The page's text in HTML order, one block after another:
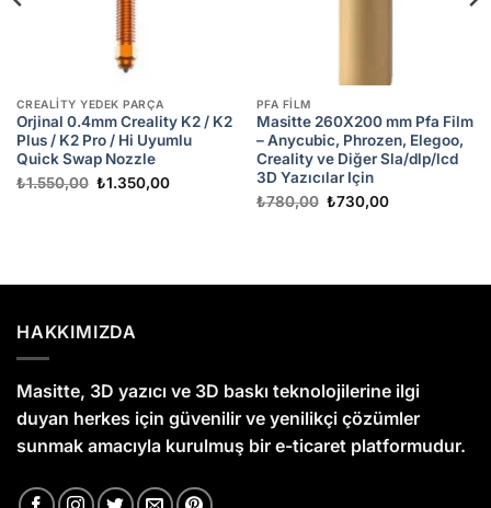
CREALITY YEDEK PARÇA
Orjinal 0.4mm Creality K2 / K2
Plus / K2 Pro / Hi Uyumlu
Quick Swap Nozzle
₺1.550,00 Orijinal
₺1.350,00Şu
PFA FILM
Masitte 260X200 mm Pfa Film
– Anycubic, Phrozen, Elegoo,
Creality ve Diğer Sla/dlp/lcd
3D Yazıcılar Için
₺780,00 Orijinal
₺730,00Şu
HAKKIMIZDA
Masitte, 3D yazıcı ve 3D baskı teknolojilerine ilgi
duyan herkes için güvenilir ve yenilikçi çözümler
sunmak amacıyla kurulmuş bir e-ticaret platformudur.